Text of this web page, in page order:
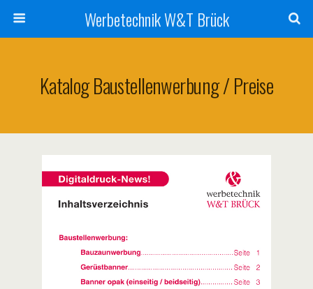
Werbetechnik W&T Brück
Katalog Baustellenwerbung / Preise